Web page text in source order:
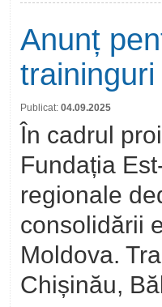
Anunț
Publicat: 04.09.2025
În cadrul
Fundația
regionale
consolidării
Moldova.
Chișinău,